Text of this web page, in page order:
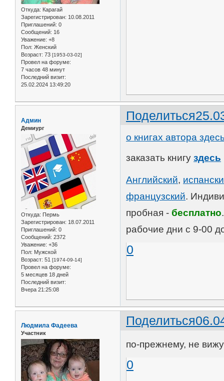
Откуда: Карагай
Зарегистрирован: 10.08.2011
Приглашений: 0
Сообщений: 16
Уважение: +8
Пол: Женский
Возраст: 73 [1953-03-02]
Провел на форуме:
7 часов 48 минут
Последний визит:
25.02.2024 13:49:20
Поделиться
Админ
Демиург
Откуда: Пермь
Зарегистрирован: 18.07.2011
Приглашений: 0
Сообщений: 2372
Уважение: +36
Пол: Мужской
Возраст: 51 [1974-09-14]
Провел на форуме:
5 месяцев 18 дней
Последний визит:
Вчера 21:25:08
о книгах автора
заказать книгуздесь
Английский,
французский.
пробная -бесплатно
рабочие дни с 9-00
0
Поделиться
Людмила Фадеева
Участник
по-прежнему, не
0